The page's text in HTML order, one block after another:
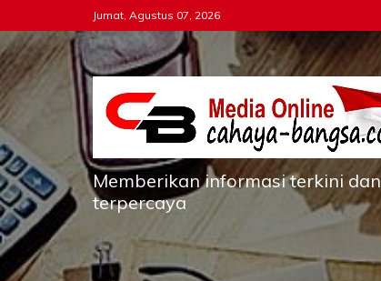
to
content
Jumat, Agustus 07, 2026
Memberikan informasi terkini dan
terpercaya